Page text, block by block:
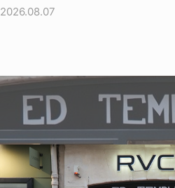
2026.08.07